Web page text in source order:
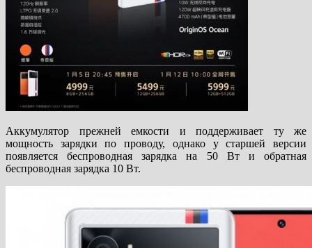
Аккумулятор прежней емкости и поддерживает ту же
мощность зарядки по проводу, однако у старшей версии
появляется беспроводная зарядка на 50 Вт и обратная
беспроводная зарядка 10 Вт.